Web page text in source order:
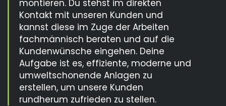
montieren. Du stehst im direkten
Kontakt mit unseren Kunden und
kannst diese im Zuge der Arbeiten
fachmännisch beraten und auf die
Kundenwünsche eingehen. Deine
Aufgabe ist es, effiziente, moderne und
umweltschonende Anlagen zu
erstellen, um unsere Kunden
rundherum zufrieden zu stellen.